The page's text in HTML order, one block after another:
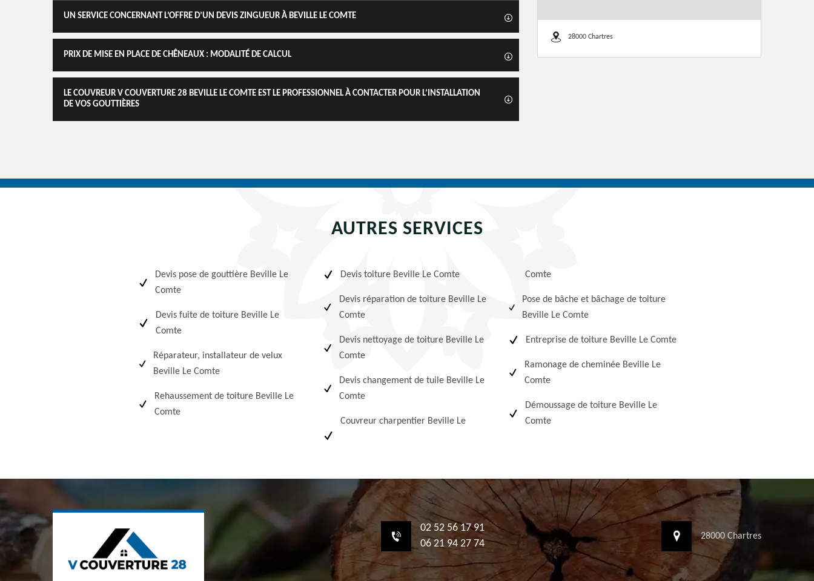
UN SERVICE CONCERNANT L’OFFRE D’UN DEVIS ZINGUEUR À BEVILLE LE COMTE
PRIX DE MISE EN PLACE DE CHÊNEAUX : MODALITÉ DE CALCUL
LE COUVREUR V COUVERTURE 28 BEVILLE LE COMTE EST LE PROFESSIONNEL À CONTACTER POUR L’INSTALLATION
DE VOS GOUTTIÈRES
28000 Chartres
AUTRES SERVICES
Devis pose de gouttière Beville Le
Comte
Devis fuite de toiture Beville Le
Comte
Réparateur, installateur de velux
Beville Le Comte
Rehaussement de toiture Beville Le
Comte
Devis toiture Beville Le Comte
Devis réparation de toiture Beville Le
Comte
Devis nettoyage de toiture Beville Le
Comte
Devis changement de tuile Beville Le
Comte
Couvreur charpentier Beville Le
Comte
Pose de bâche et bâchage de toiture
Beville Le Comte
Entreprise de toiture Beville Le Comte
Ramonage de cheminée Beville Le
Comte
Démoussage de toiture Beville Le
Comte
02 52 56 17 91
06 21 94 27 74
28000 Chartres